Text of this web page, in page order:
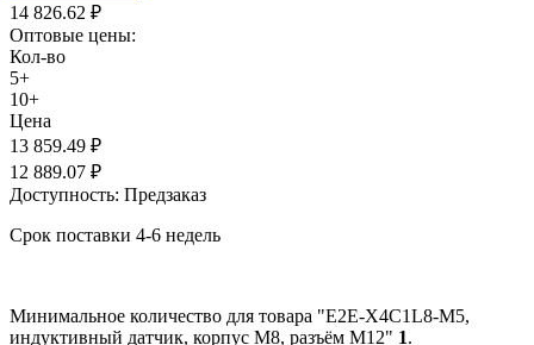
14 826.62 ₽
Оптовые цены:
Кол-во
5+
10+
Цена
13 859.49 ₽
12 889.07 ₽
Доступность: Предзаказ
Срок поставки 4-6 недель
Минимальное количество для товара "E2E-X4C1L8-M5,
индуктивный датчик, корпус М8, разъём M12" 1.